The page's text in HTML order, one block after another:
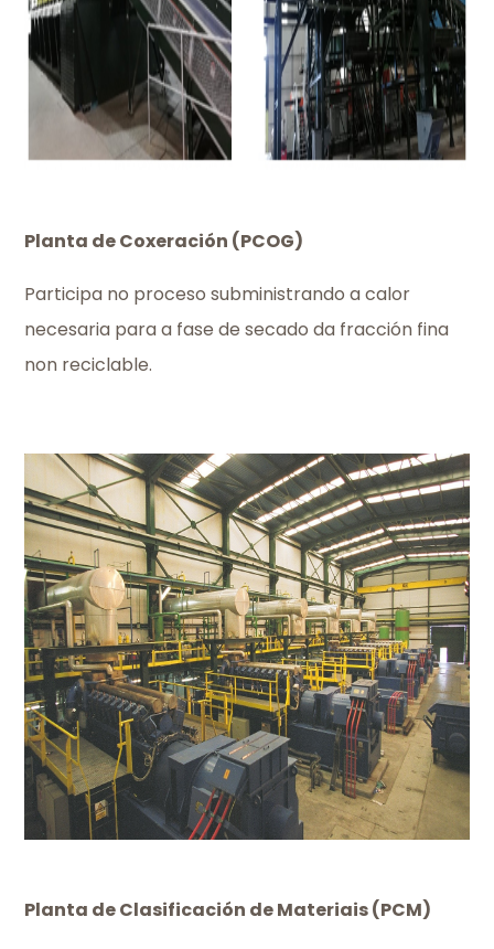
Planta de Coxeración (PCOG)
Participa no proceso subministrando a calor
necesaria para a fase de secado da fracción fina
non reciclable.
Planta de Clasificación de Materiais (PCM)